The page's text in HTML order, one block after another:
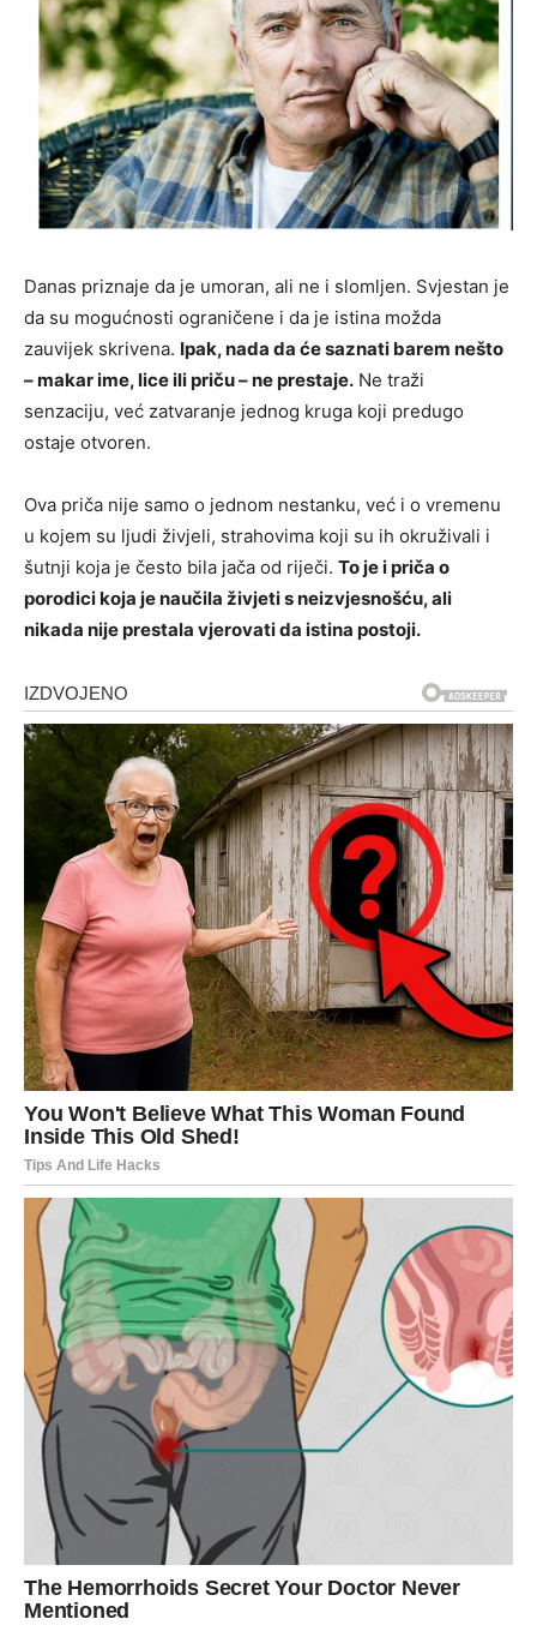
Danas priznaje da je umoran, ali ne i slomljen. Svjestan je
da su mogućnosti ograničene i da je istina možda
zauvijek skrivena. Ipak, nada da će saznati barem nešto
– makar ime, lice ili priču – ne prestaje. Ne traži
senzaciju, već zatvaranje jednog kruga koji predugo
ostaje otvoren.
Ova priča nije samo o jednom nestanku, već i o vremenu
u kojem su ljudi živjeli, strahovima koji su ih okruživali i
šutnji koja je često bila jača od riječi. To je i priča o
porodici koja je naučila živjeti s neizvjesnošću, ali
nikada nije prestala vjerovati da istina postoji.